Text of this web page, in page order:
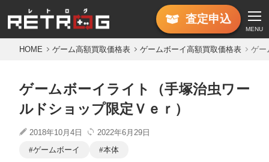
査定申込
MENU
HOME ゲーム高額買取価格表 ゲームボーイ高額買取価格表 ゲー
ゲームボーイライト（手塚治虫ワー
ルドショップ限定Ｖｅｒ）
2018年10月4日
2022年6月29日
ゲームボーイ
本体